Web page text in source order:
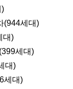
(944세대)
대)
세대)
대)
세대)